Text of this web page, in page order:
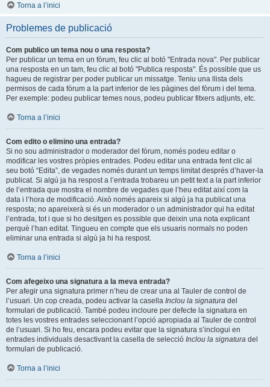
Torna a l’inici
Problemes de publicació
Com publico un tema nou o una resposta?
Per publicar un tema en un fòrum, feu clic al botó "Entrada nova". Per publicar
una resposta en un tam, feu clic al botó "Publica resposta". És possible que us
hagueu de registrar per poder publicar un missatge. Teniu una llista dels
permisos de cada fòrum a la part inferior de les pàgines del fòrum i del tema.
Per exemple: podeu publicar temes nous, podeu publicar fitxers adjunts, etc.
Torna a l’inici
Com edito o elimino una entrada?
Si no sou administrador o moderador del fòrum, només podeu editar o
modificar les vostres pròpies entrades. Podeu editar una entrada fent clic al
seu botó “Edita”, de vegades només durant un temps limitat després d’haver-la
publicat. Si algú ja ha respost a l’entrada trobareu un petit text a la part inferior
de l’entrada que mostra el nombre de vegades que l’heu editat així com la
data i l’hora de modificació. Això només apareix si algú ja ha publicat una
resposta; no apareixerà si és un moderador o un administrador qui ha editat
l’entrada, tot i que si ho desitgen es possible que deixin una nota explicant
perquè l’han editat. Tingueu en compte que els usuaris normals no poden
eliminar una entrada si algú ja hi ha respost.
Torna a l’inici
Com afegeixo una signatura a la meva entrada?
Per afegir una signatura primer n’heu de crear una al Tauler de control de
l’usuari. Un cop creada, podeu activar la casella Inclou la signatura del
formulari de publicació. També podeu incloure per defecte la signatura en
totes les vostres entrades seleccionant l’opció apropiada al Tauler de control
de l’usuari. Si ho feu, encara podeu evitar que la signatura s’inclogui en
entrades individuals desactivant la casella de selecció Inclou la signatura del
formulari de publicació.
Torna a l’inici